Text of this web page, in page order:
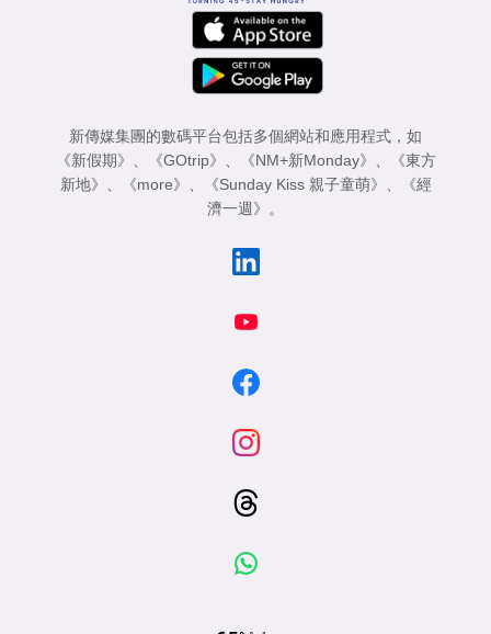
新傳媒集團的數碼平台包括多個網站和應用程式，如
《新假期》
《GOtrip》 《NM+新Monday》
《東方
新地》
《more》 《Sunday Kiss 親子童萌》
《經
濟一週》
。